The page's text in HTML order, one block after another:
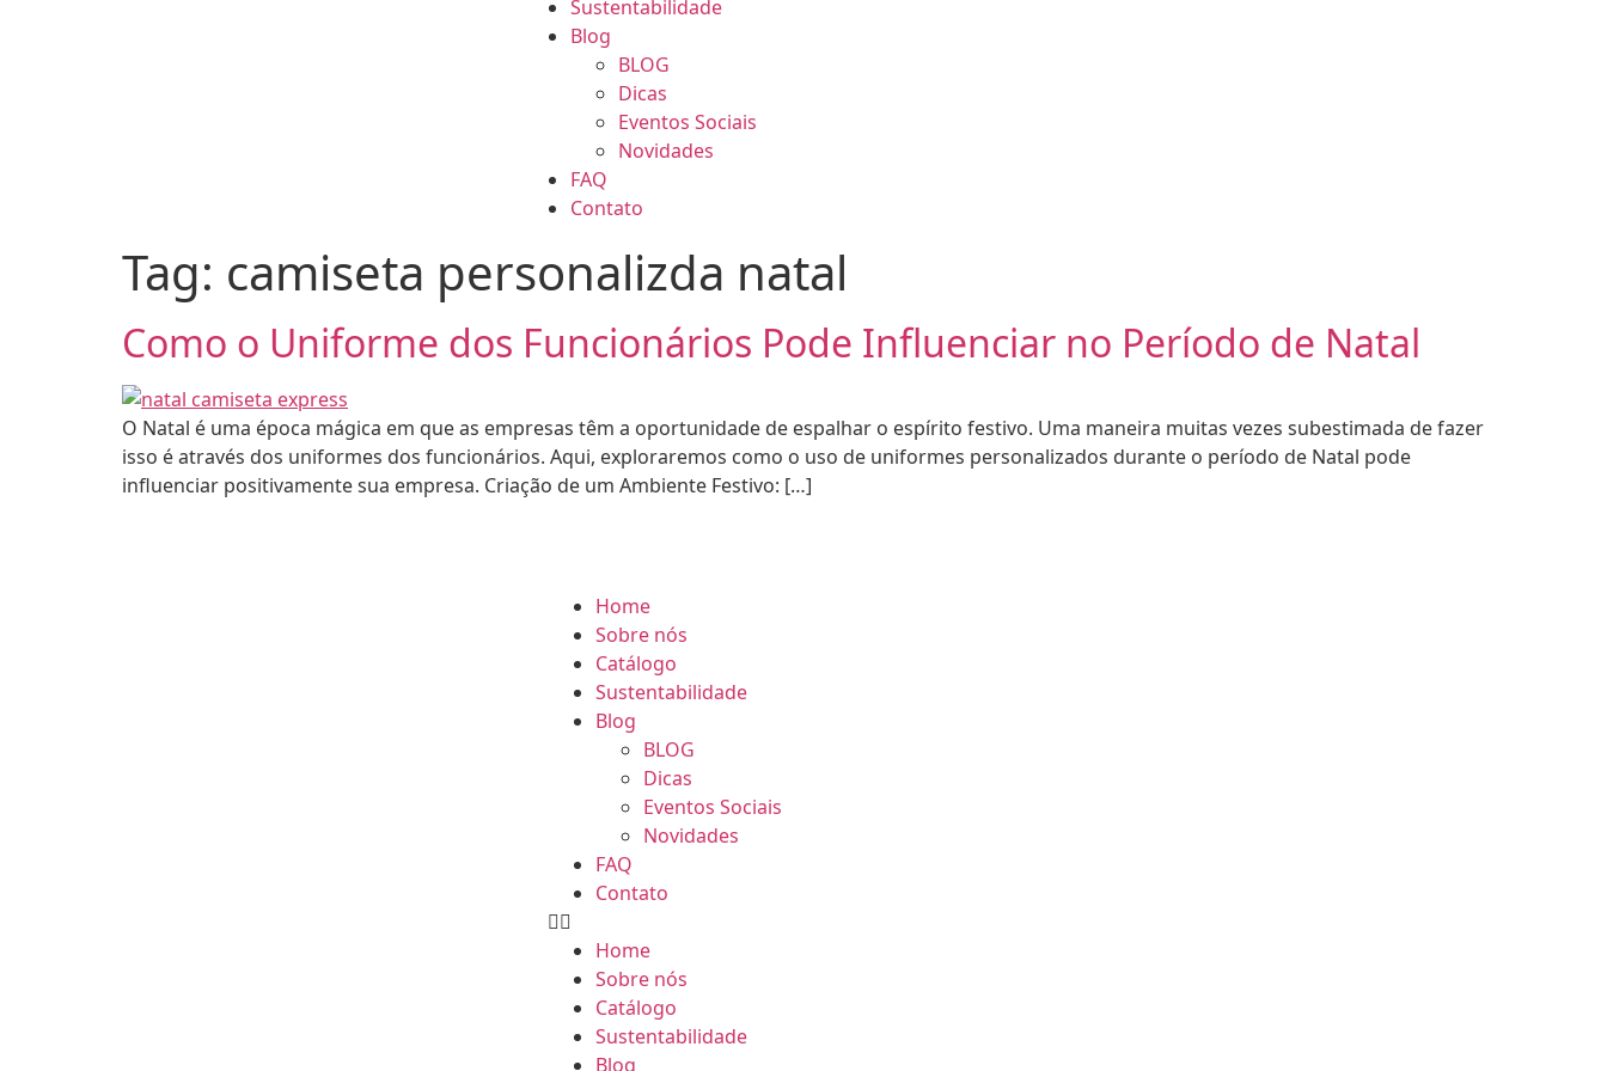
Sustentabilidade
Blog
BLOG
Dicas
Eventos Sociais
Novidades
FAQ
Contato
Tag: camiseta personalizda natal
Como o Uniforme dos Funcionários Pode Influenciar no Período de Natal
O Natal é uma época mágica em que as empresas têm a oportunidade de espalhar o espírito festivo. Uma maneira muitas vezes subestimada de fazer
isso é através dos uniformes dos funcionários. Aqui, exploraremos como o uso de uniformes personalizados durante o período de Natal pode
influenciar positivamente sua empresa. Criação de um Ambiente Festivo: […]
Home
Sobre nós
Catálogo
Sustentabilidade
Blog
BLOG
Dicas
Eventos Sociais
Novidades
FAQ
Contato
Home
Sobre nós
Catálogo
Sustentabilidade
Blog